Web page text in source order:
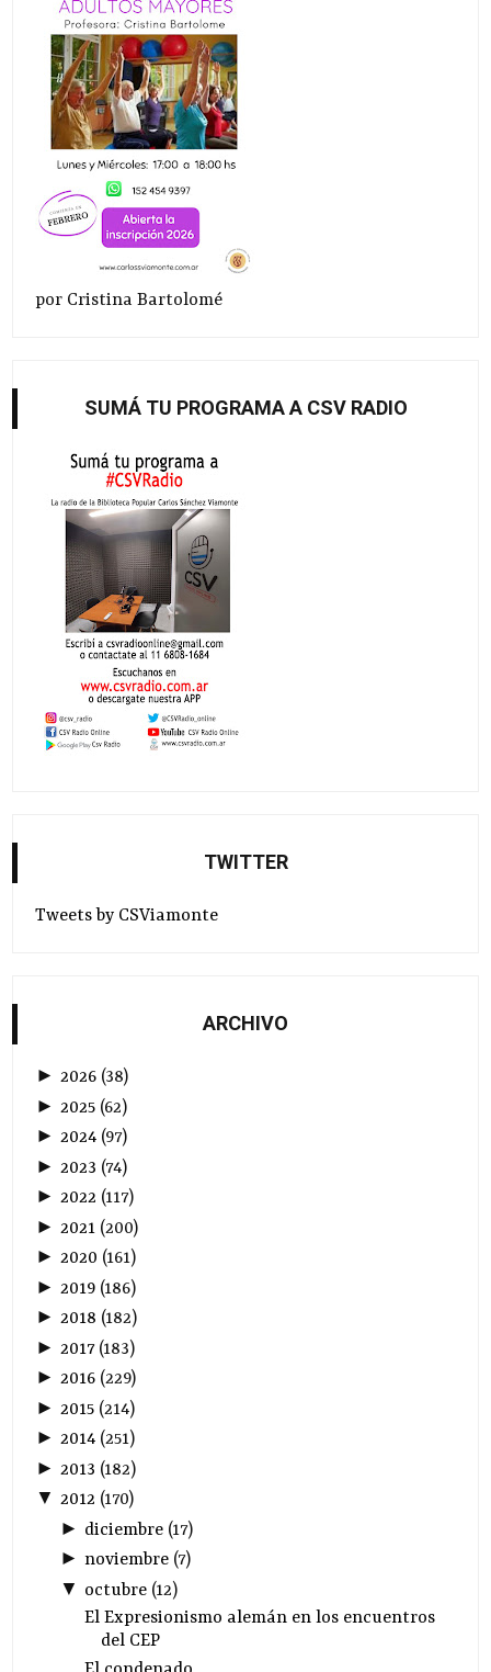
por Cristina Bartolomé
SUMÁ TU PROGRAMA A CSV RADIO
TWITTER
Tweets by CSViamonte
ARCHIVO
►2026 (38)
► 2025 (62)
►2024 (97)
► 2023 (74)
►2022 (117)
► 2021 (200)
►2020 (161)
► 2019 (186)
►2018 (182)
► 2017(183)
►2016 (229)
► 2015 (214)
►2014 (251)
► 2013 (182)
▼2012 (170)
► diciembre(17)
► noviembre(7)
▼ octubre(12)
El Expresionismo alemán en los encuentros
del CEP